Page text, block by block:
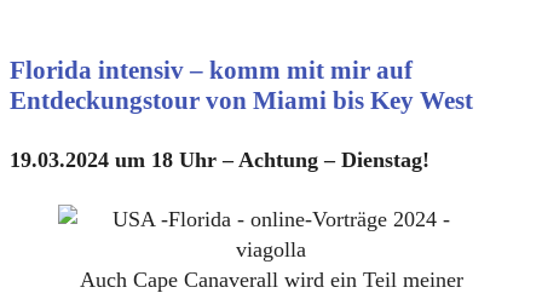
Florida intensiv – komm mit mir auf
Entdeckungstour von Miami bis Key West
19.03.2024 um 18 Uhr – Achtung – Dienstag!
Auch Cape Canaverall wird ein Teil meiner